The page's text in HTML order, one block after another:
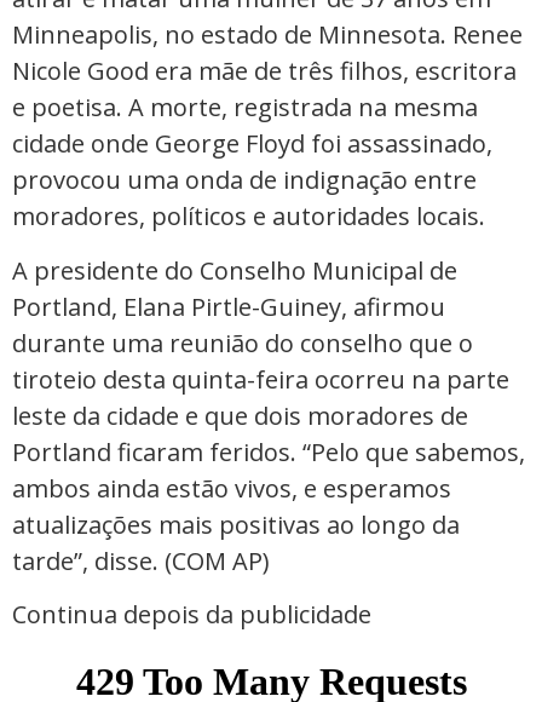
Minneapolis, no estado de Minnesota. Renee
Nicole Good era mãe de três filhos, escritora
e poetisa. A morte, registrada na mesma
cidade onde George Floyd foi assassinado,
provocou uma onda de indignação entre
moradores, políticos e autoridades locais.
A presidente do Conselho Municipal de
Portland, Elana Pirtle-Guiney, afirmou
durante uma reunião do conselho que o
tiroteio desta quinta-feira ocorreu na parte
leste da cidade e que dois moradores de
Portland ficaram feridos. “Pelo que sabemos,
ambos ainda estão vivos, e esperamos
atualizações mais positivas ao longo da
tarde”, disse. (COM AP)
Continua depois da publicidade